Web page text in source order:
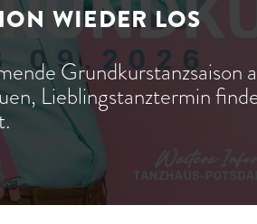
WIEDER LOS
Lieblingstanztermin